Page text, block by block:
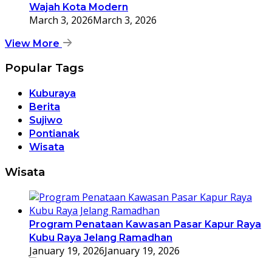
Wajah Kota Modern
March 3, 2026March 3, 2026
View More
Popular Tags
Kuburaya
Berita
Sujiwo
Pontianak
Wisata
Wisata
Program Penataan Kawasan Pasar Kapur Raya
Kubu Raya Jelang Ramadhan
January 19, 2026January 19, 2026